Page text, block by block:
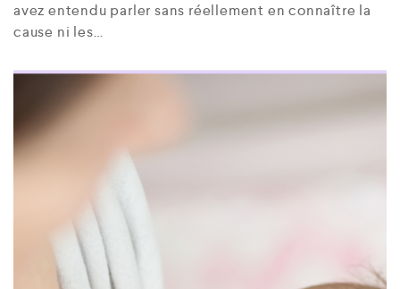
avez entendu parler sans réellement en connaître la
cause ni les…